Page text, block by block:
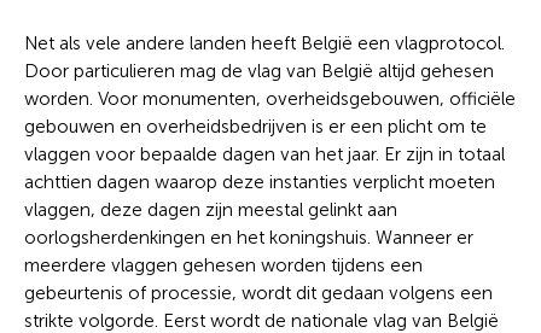
Net als vele andere landen heeft België een vlagprotocol.
Door particulieren mag de vlag van België altijd gehesen
worden. Voor monumenten, overheidsgebouwen, officiële
gebouwen en overheidsbedrijven is er een plicht om te
vlaggen voor bepaalde dagen van het jaar. Er zijn in totaal
achttien dagen waarop deze instanties verplicht moeten
vlaggen, deze dagen zijn meestal gelinkt aan
oorlogsherdenkingen en het koningshuis. Wanneer er
meerdere vlaggen gehesen worden tijdens een
gebeurtenis of processie, wordt dit gedaan volgens een
strikte volgorde. Eerst wordt de nationale vlag van België